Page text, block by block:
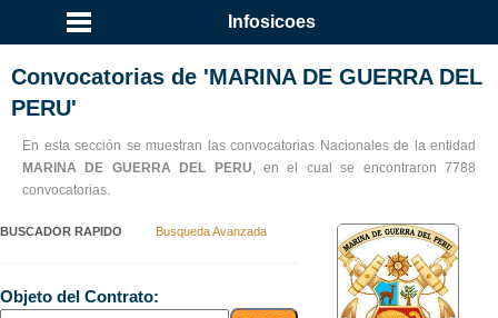
Infosicoes
Convocatorias de 'MARINA DE GUERRA DEL
PERU'
En esta sección se muestran las convocatorias Nacionales de la entidad
MARINA DE GUERRA DEL PERU, en el cual se encontraron 7788
convocatorias.
BUSCADOR RAPIDO Busqueda Avanzada
Objeto del Contrato: